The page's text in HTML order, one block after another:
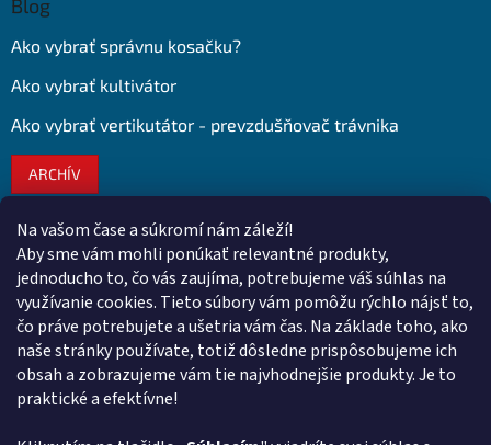
Na vašom čase a súkromí nám záleží!
Aby sme vám mohli ponúkať relevantné produkty,
jednoducho to, čo vás zaujíma, potrebujeme váš súhlas na
využívanie cookies. Tieto súbory vám pomôžu rýchlo nájsť to,
čo práve potrebujete a ušetria vám čas. Na základe toho, ako
naše stránky používate, totiž dôsledne prispôsobujeme ich
obsah a zobrazujeme vám tie najvhodnejšie produkty. Je to
praktické a efektívne!
Blog
Ako vybrať správnu kosačku?
Ako vybrať kultivátor
Ako vybrať vertikutátor - prevzdušňovač trávnika
ARCHÍV
Kontakt
obchod@ euroshopy.sk
0911 931 019
0911 931 019
Facebook Euroshopy